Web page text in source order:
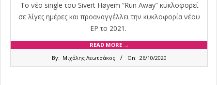
Το νέο single του Sivert Høyem “Run Away” κυκλοφορεί
σε λίγες ημέρες και προαναγγέλλει την κυκλοφορία νέου
EP το 2021.
READ MORE →
By: Μιχάλης Λεωτσάκος On: 26/10/2020